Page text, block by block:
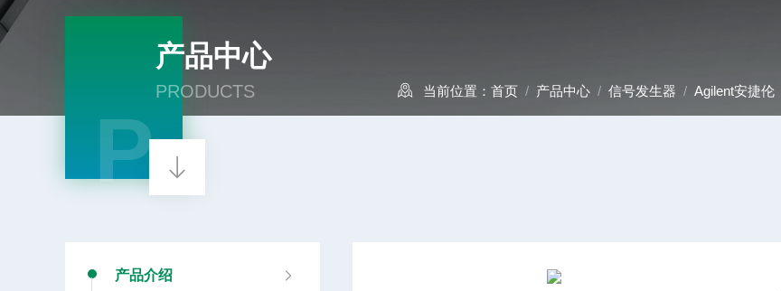
产品中心
PRODUCTS
P
当前位置： 首页 / 产品中心 / 信号发生器 / Agilent安捷伦
产品介绍